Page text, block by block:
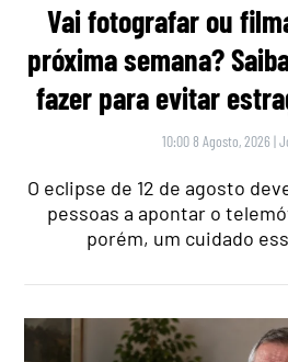
Vai fotografar ou
próxima semana?
fazer para evitar
10:00 8 Agosto, 2026 |
O eclipse de 12 de agosto
pessoas a apontar o
porém, um cuidado